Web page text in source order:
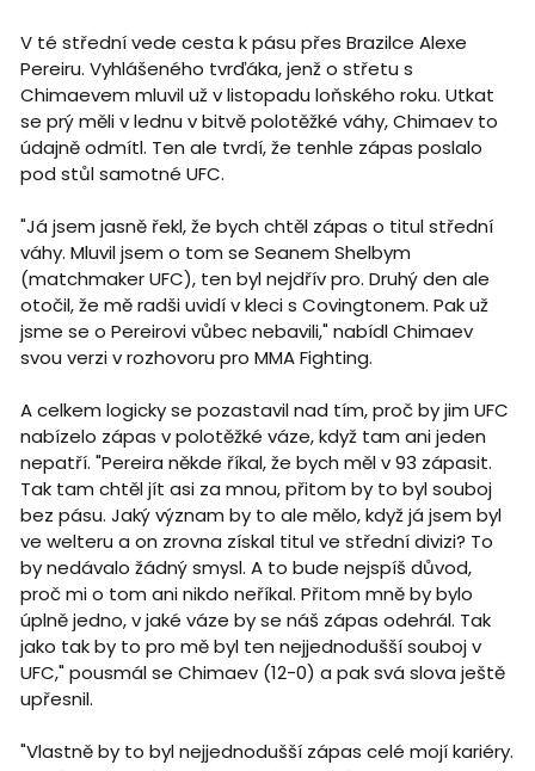
V té střední vede cesta k pásu přes Brazilce Alexe
Pereiru. Vyhlášeného tvrďáka, jenž o střetu s
Chimaevem mluvil už v listopadu loňského roku. Utkat
se prý měli v lednu v bitvě polotěžké váhy, Chimaev to
údajně odmítl. Ten ale tvrdí, že tenhle zápas poslalo
pod stůl samotné UFC.
"Já jsem jasně řekl, že bych chtěl zápas o titul střední
váhy. Mluvil jsem o tom se Seanem Shelbym
(matchmaker UFC), ten byl nejdřív pro. Druhý den ale
otočil, že mě radši uvidí v kleci s Covingtonem. Pak už
jsme se o Pereirovi vůbec nebavili," nabídl Chimaev
svou verzi v rozhovoru pro MMA Fighting.
A celkem logicky se pozastavil nad tím, proč by jim UFC
nabízelo zápas v polotěžké váze, když tam ani jeden
nepatří. "Pereira někde říkal, že bych měl v 93 zápasit.
Tak tam chtěl jít asi za mnou, přitom by to byl souboj
bez pásu. Jaký význam by to ale mělo, když já jsem byl
ve welteru a on zrovna získal titul ve střední divizi? To
by nedávalo žádný smysl. A to bude nejspíš důvod,
proč mi o tom ani nikdo neříkal. Přitom mně by bylo
úplně jedno, v jaké váze by se náš zápas odehrál. Tak
jako tak by to pro mě byl ten nejjednodušší souboj v
UFC," pousmál se Chimaev (12-0) a pak svá slova ještě
upřesnil.
"Vlastně by to byl nejjednodušší zápas celé mojí kariéry.